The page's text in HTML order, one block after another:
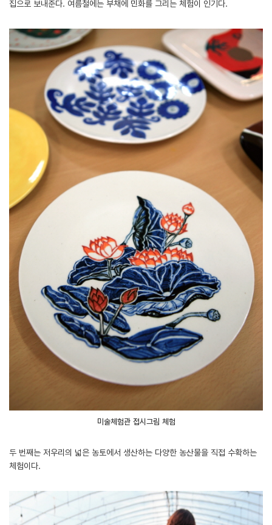
집으로 보내준다. 여름철에는 부채에 민화를 그리는 체험이 인기다.
미술체험관 접시그림 체험
두 번째는 저우리의 넓은 농토에서 생산하는 다양한 농산물을 직접 수확하는
체험이다.